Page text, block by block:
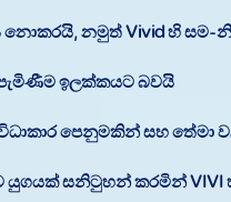
නොකරයි, නමුත් Vivid හි සම-
ඉලක්කයට බවයි.
පෙනුමකින් සහ
නව යුගයක් සනිටුහන් කරමින්